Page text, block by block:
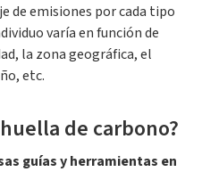
de emisiones por cada tipo
varía en función de
la zona geográfica, el
etc.
de carbono?
guías y herramientas en